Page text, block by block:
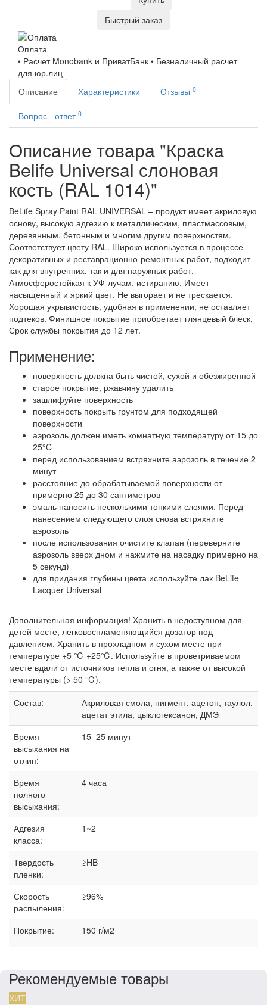
Быстрый заказ
Оплата
• Расчет Monobank и ПриватБанк • Безналичный расчет
для юр.лиц
Описание
Характеристики Отзывы 0
Вопрос - ответ 0
Описание товара "Краска
Belife Universal слоновая
кость (RAL 1014)"
BeLife Spray Paint RAL UNIVERSAL – продукт имеет акриловую
основу, высокую адгезию к металлическим, пластмассовым,
деревянным, бетонным и многим другим поверхностям.
Соответствует цвету RAL. Широко используется в процессе
декоративных и реставрационно-ремонтных работ, подходит
как для внутренних, так и для наружных работ.
Атмосферостойкая к УФ-лучам, истиранию. Имеет
насыщенный и яркий цвет. Не выгорает и не трескается.
Хорошая укрывистость, удобная в применении, не оставляет
подтеков. Финишное покрытие приобретает глянцевый блеск.
Срок службы покрытия до 12 лет.
Применение:
поверхность должна быть чистой, сухой и обезжиренной
старое покрытие, ржавчину удалить
зашлифуйте поверхность
поверхность покрыть грунтом для подходящей
поверхности
аэрозоль должен иметь комнатную температуру от 15 до
25°C
перед использованием встряхните аэрозоль в течение 2
минут
расстояние до обрабатываемой поверхности от
примерно 25 до 30 сантиметров
эмаль наносить несколькими тонкими слоями. Перед
нанесением следующего слоя снова встряхните
аэрозоль
после использования очистите клапан (переверните
аэрозоль вверх дном и нажмите на насадку примерно на
5 секунд)
для придания глубины цвета используйте лак BeLife
Lacquer Universal
Дополнительная информация! Хранить в недоступном для
детей месте, легковоспламеняющийся дозатор под
давлением. Хранить в прохладном и сухом месте при
температуре +5 ℃ +25℃. Используйте в проветриваемом
месте вдали от источников тепла и огня, а также от высокой
температуры (> 50 ℃).
Состав:
Акриловая смола, пигмент, ацетон, таулол,
ацетат этила, цыклогексанон, ДМЭ
Время
высыхания на
отлип:
15–25 минут
Время
полного
высыхания:
4 часа
Адгезия
класса:
1~2
Твердость
пленки:
≥HB
Скорость
распыления:
≥96%
Покрытие: 150 г/м2
Рекомендуемые товары
ХИТ